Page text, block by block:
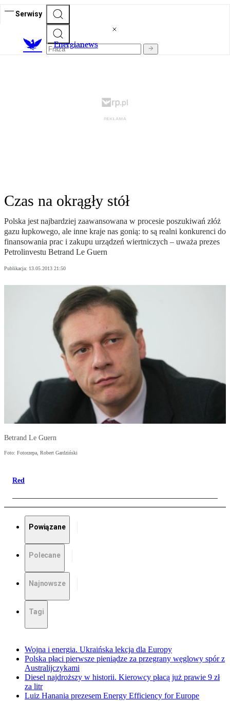
Serwisy
Energianews
Czas na okrągły stół
Polska jest najbardziej zaawansowana w procesie poszukiwań złóż
gazu łupkowego, ale inne kraje nas gonią: to są realni konkurenci do
finansowania prac i zakupu urządzeń wiertniczych – uważa prezes
Petrolinvestu Betrand Le Guern
Publikacja: 13.05.2013 21:50
Betrand Le Guern
Foto: Fotorzepa, Robert Gardziński
Red
Powiązane
Polecane
Najnowsze
Tagi
Wojna i energia. Ukraińska lekcja dla Europy
Polska płaci pierwsze pieniądze za przegrany węglowy spór z
Australijczykami
Diesel najdroższy w historii. Kierowcy płacą już prawie 9 zł
za litr
Luiz Hanania prezesem Energy Efficiency for Europe